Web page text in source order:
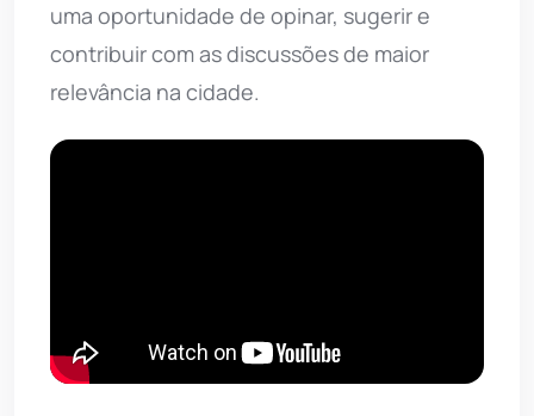
uma oportunidade de opinar, sugerir e
contribuir com as discussões de maior
relevância na cidade.